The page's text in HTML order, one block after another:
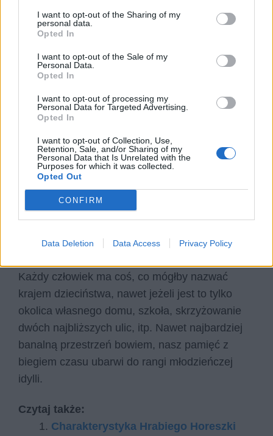
I want to opt-out of the Sharing of my
personal data.
Opted In
I want to opt-out of the Sale of my
Personal Data.
Opted In
I want to opt-out of processing my
Personal Data for Targeted Advertising.
Opted In
I want to opt-out of Collection, Use,
Retention, Sale, and/or Sharing of my
Personal Data that Is Unrelated with the
Purposes for which it was collected.
Opted Out
CONFIRM
Data Deletion Data Access Privacy Policy
Jak więc widać na przykładzie
ma ogromne znaczenie dla kształtowania się
charakteru, wartości oraz poczucia estetyki i w
ogóle wrażliwości każdego człowieka. Być może
gdyby nasz wieszcz narodowy urodził się i
wychowywał w innym miejscu, nie odczuwałby
zanim w czasie emigracji takiej tęsknoty, by tak
dokładnie sportretować je w dziele i by zagrało
prawie dwustu lat uważany jest za jedno z
Każdy człowiek ma coś, co mógłby nazwać
krajem dzieciństwa, nawet jeżeli jest to tylko
okolica własnego domu, szkoła, skrzyżowanie
dwóch najbliższych ulic, itp. Nawet najbardziej
banalną przestrzeń bowiem, nasz pamięć z
biegiem czasu ubarwi do rangi młodzieńczej
idylli.
Czytaj także:
Charakterystyka Hrabiego Horeszki